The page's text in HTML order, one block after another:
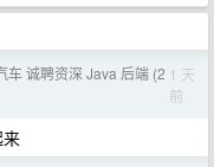
车 诚聘资深 Java 后端 (2 1 天
前